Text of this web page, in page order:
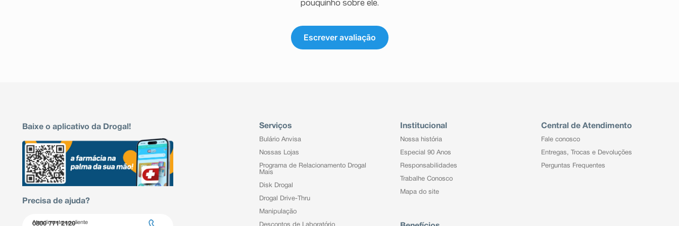
pouquinho sobre ele.
Escrever avaliação
Baixe o aplicativo da Drogal!
Precisa de ajuda?
Atendimento ao cliente
0800 771 2120
Serviços
Bulário Anvisa
Nossas Lojas
Programa de Relacionamento Drogal
Mais
Disk Drogal
Drogal Drive-Thru
Manipulação
Descontos de Laboratório
Institucional
Nossa história
Especial 90 Anos
Responsabilidades
Trabalhe Conosco
Mapa do site
Central de Atendimento
Fale conosco
Entregas, Trocas e Devoluções
Perguntas Frequentes